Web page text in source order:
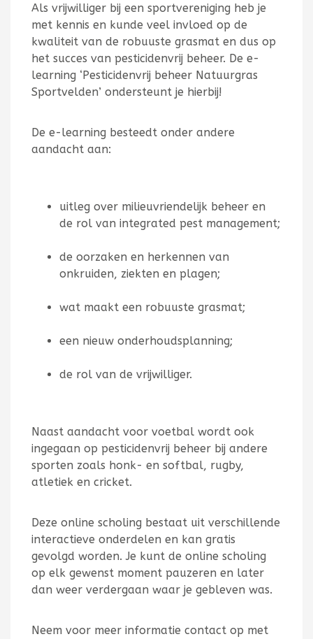
Als vrijwilliger bij een sportvereniging heb je
met kennis en kunde veel invloed op de
kwaliteit van de robuuste grasmat en dus op
het succes van pesticidenvrij beheer. De e-
learning ‘Pesticidenvrij beheer Natuurgras
Sportvelden’ ondersteunt je hierbij!
De e-learning besteedt onder andere
aandacht aan:
uitleg over milieuvriendelijk beheer en
de rol van integrated pest management;
de oorzaken en herkennen van
onkruiden, ziekten en plagen;
wat maakt een robuuste grasmat;
een nieuw onderhoudsplanning;
de rol van de vrijwilliger.
Naast aandacht voor voetbal wordt ook
ingegaan op pesticidenvrij beheer bij andere
sporten zoals honk- en softbal, rugby,
atletiek en cricket.
Deze online scholing bestaat uit verschillende
interactieve onderdelen en kan gratis
gevolgd worden. Je kunt de online scholing
op elk gewenst moment pauzeren en later
dan weer verdergaan waar je gebleven was.
Neem voor meer informatie contact op met